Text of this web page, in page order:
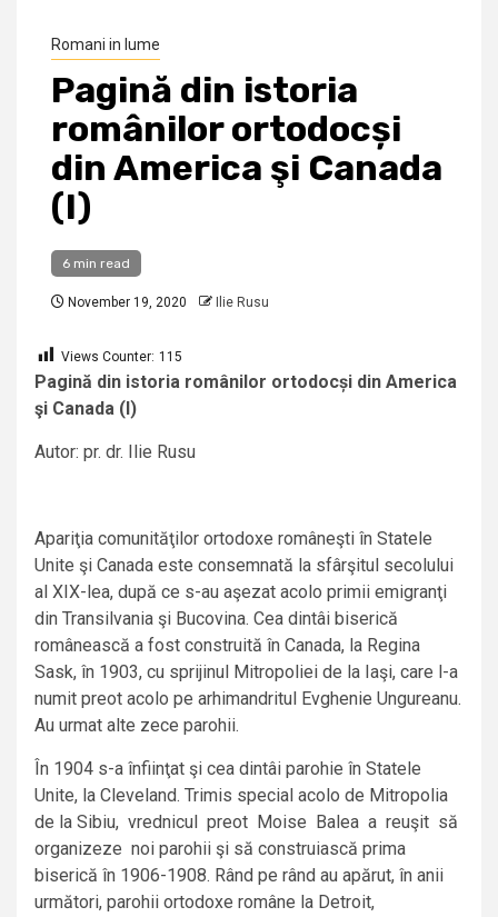
Romani in lume
Pagină din istoria
românilor ortodocși
din America şi Canada
(I)
6 min read
November 19, 2020 Ilie Rusu
Views Counter: 115
Pagină din istoria românilor ortodocși din America
şi Canada (I)
Autor: pr. dr. Ilie Rusu
Apariţia comunităţilor ortodoxe româneşti în Statele
Unite şi Canada este consemnată la sfârşitul secolului
al XIX-lea, după ce s-au aşezat acolo primii emigranţi
din Transilvania şi Bucovina. Cea dintâi biserică
românească a fost construită în Canada, la Regina
Sask, în 1903, cu sprijinul Mitropoliei de la Iaşi, care l-a
numit preot acolo pe arhimandritul Evghenie Ungureanu.
Au urmat alte zece parohii.
În 1904 s-a înfiinţat şi cea dintâi parohie în Statele
Unite, la Cleveland. Trimis special acolo de Mitropolia
de la Sibiu, vrednicul preot Moise Balea a reuşit să
organizeze noi parohii şi să construiască prima
biserică în 1906-1908. Rând pe rând au apărut, în anii
următori, parohii ortodoxe române la Detroit,